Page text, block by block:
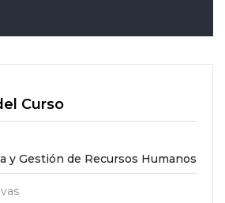
Curso
y Gestión de Recursos Humanos